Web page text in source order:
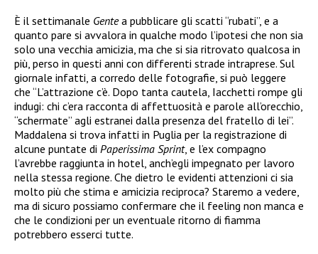
È il settimanale Gentea pubblicare gli scatti “rubati”, e a
quanto pare si avvalora in qualche modo l’ipotesi che non sia
solo una vecchia amicizia, ma che si sia ritrovato qualcosa in
più, perso in questi anni con differenti strade intraprese. Sul
giornale infatti, a corredo delle fotografie, si può leggere
che “L’attrazione c’è. Dopo tanta cautela, Iacchetti rompe gli
indugi: chi c’era racconta di affettuosità e parole all’orecchio,
“schermate” agli estranei dalla presenza del fratello di lei”.
Maddalena si trova infatti in Puglia per la registrazione di
alcune puntate di Paperissima Sprint, e l’ex compagno
l’avrebbe raggiunta in hotel, anch’egli impegnato per lavoro
nella stessa regione. Che dietro le evidenti attenzioni ci sia
molto più che stima e amicizia reciproca? Staremo a vedere,
ma di sicuro possiamo confermare che il feeling non manca e
che le condizioni per un eventuale ritorno di fiamma
potrebbero esserci tutte.